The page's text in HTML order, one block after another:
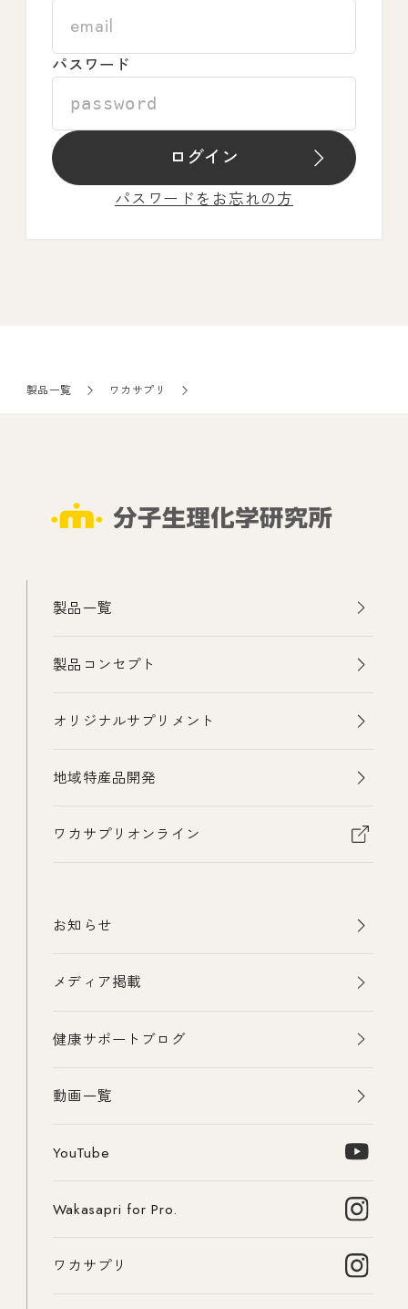
パスワード
ログイン
パスワードをお忘れの方
製品一覧 ワカサプリ
製品一覧
製品コンセプト
オリジナルサプリメント
地域特産品開発
ワカサプリオンライン
お知らせ
メディア掲載
健康サポートブログ
動画一覧
YouTube
Wakasapri for Pro.
ワカサプリ